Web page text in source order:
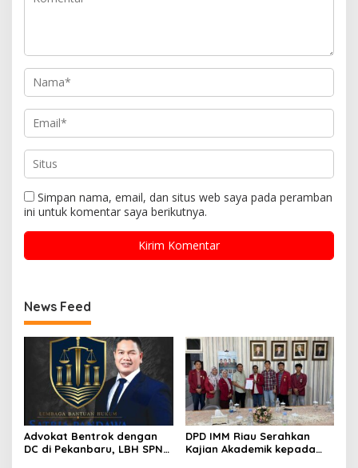
Simpan nama, email, dan situs web saya pada peramban
ini untuk komentar saya berikutnya.
News Feed
Advokat Bentrok dengan
DC di Pekanbaru, LBH SPN
DPD IMM Riau Serahkan
Kajian Akademik kepada